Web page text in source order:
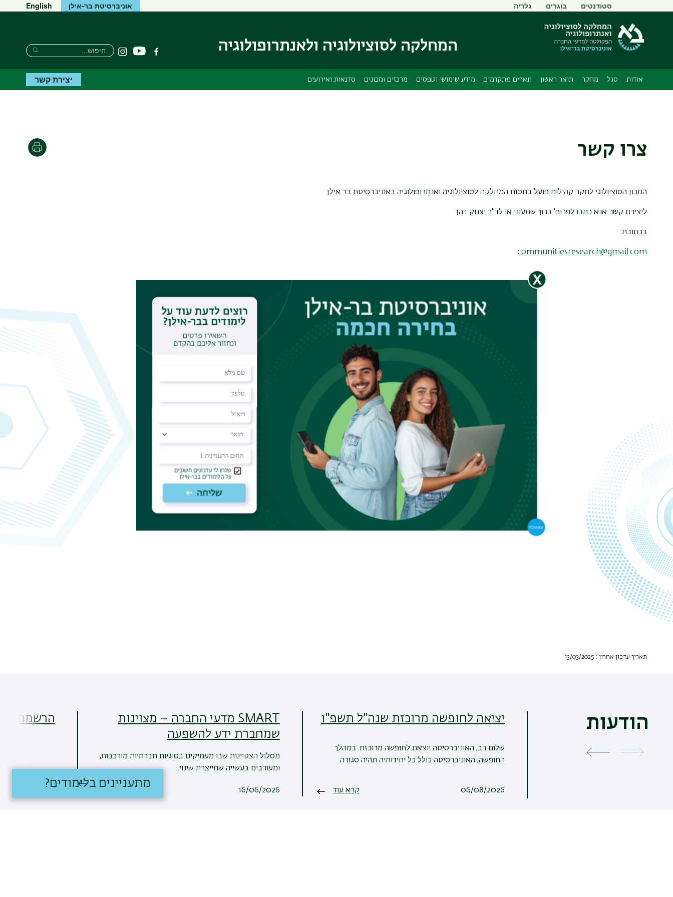
ראשי
תפריט
משני
סטודנטים בוגרים גלריה אוניברסיטת בר-אילן English
המחלקה לסוציולוגיה ולאנתרופולוגיה פייסבוקיוטיוב Instagram
חיפוש
Search
Search
אודות סגל מחקר תואר ראשון תארים מתקדמים מידע שימושי וטפסים מרכזים ומכונים סדנאות ואירועים יצירת קשר
צרו קשר Print
המכון הסוציולוגי לחקר קהילות פועל בחסות המחלקה לסוציולוגיה ואנתרופולוגיה באוניברסיטת בר אילן
ליצירת קשר אנא כתבו לפרופ' ברוך שמעוני או לד"ר יצחק דהן
בכתובת:
communitiesresearch@gmail.com
תאריך עדכון אחרון : 13/03/2025
הודעות יציאה לחופשה מרוכזת שנה"ל תשפ"ו
שלום רב, האוניברסיטה יוצאת לחופשה מרוכזת. במהלך
החופשה, האוניברסיטה כולל כל יחידותיה תהיה סגורה.
06/08/2026 קרא עוד
SMART מדעי החברה – מצוינות
שמחברת ידע להשפעה
מסלול הצטיינות שבו מעמיקים בסוגיות חברתיות מורכבות,
ומעורבים בעשייה שמייצרת שינוי.
16/06/2026
הרשמה
מתעניינים בלימודים?